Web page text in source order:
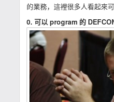
的業務，這裡很多人看起來
0. 可以 program 的